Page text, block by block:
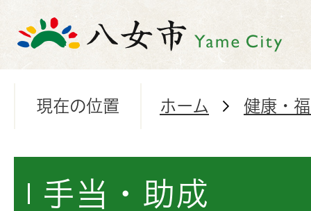
現在の位置 ホーム 健康・
手当・助成